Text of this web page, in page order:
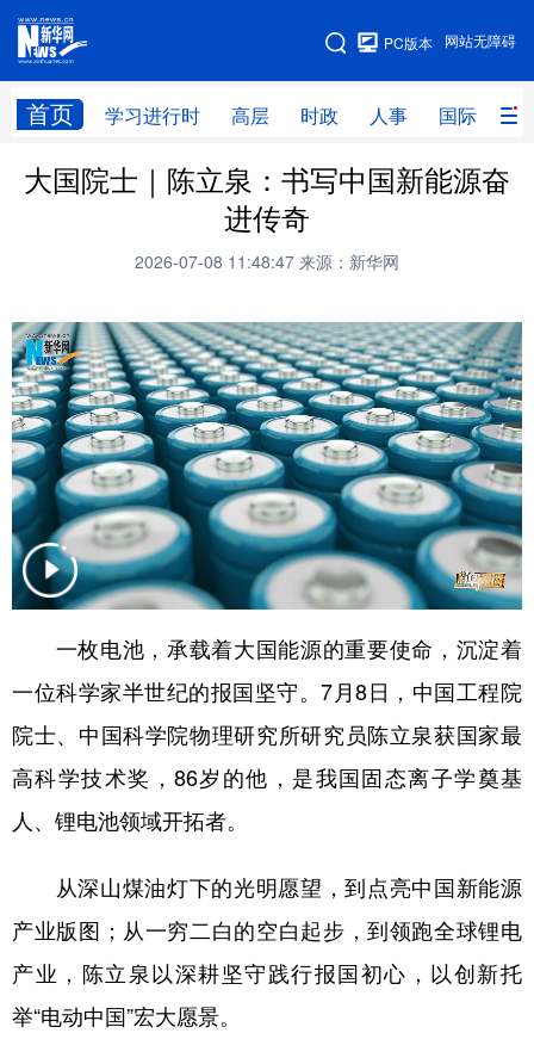
网站无障碍
PC版本
首页 学习进行时 高层 时政 人事 国际 财
网站地图
学习进行时 高层 时政 人事
科技 科创 量子 体育
文化 书画 健康 军事
访谈 视频 图片 政务
法律 中央文件 金融 汽车
食品 人居 信息化 数字经济
学术中国 乡村振兴 银龄 溯源中国
彩票 娱乐 时尚 悦读
公益 一带一路 亚太网 上市公司
文化产业
北京 天津 河北 山西
辽宁 吉林 上海 江苏
浙江 安徽
大国院士｜陈立泉：书写中国新能源奋
进传奇
2026-07-08 11:48:47 来源：新华网
一枚电池，承载着大国能源的重要使命，沉淀着
一位科学家半世纪的报国坚守。7月8日，中国工程院
院士、中国科学院物理研究所研究员陈立泉获国家最
高科学技术奖，86岁的他，是我国固态离子学奠基
人、锂电池领域开拓者。
从深山煤油灯下的光明愿望，到点亮中国新能源
产业版图；从一穷二白的空白起步，到领跑全球锂电
产业，陈立泉以深耕坚守践行报国初心，以创新托
举“电动中国”宏大愿景。